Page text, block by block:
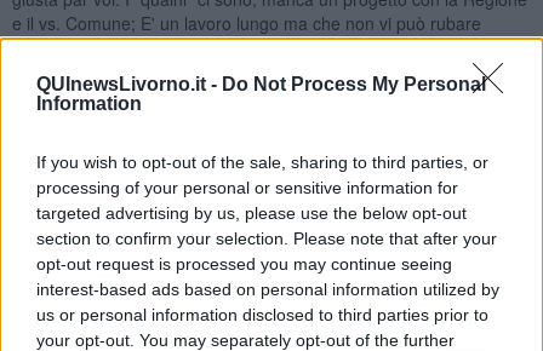
QUInewsLivorno.it - Do Not Process My Personal
Information
If you wish to opt-out of the sale, sharing to third parties, or
processing of your personal or sensitive information for
targeted advertising by us, please use the below opt-out
section to confirm your selection. Please note that after your
opt-out request is processed you may continue seeing
interest-based ads based on personal information utilized by
us or personal information disclosed to third parties prior to
your opt-out. You may separately opt-out of the further
e il vs. Comune; E' un lavoro lungo ma che non vi può rubare
nessuno: è territoriale. il Sindaco Schiaffino e l'Assessore Alvaro
sono persone serie, metteteli in condizioni di Agire. Qui sotto la
lettera di Sala.
Un clone di un vitigno e di uva Ansonica del Giglio
[GALLERY(1)]
Il vino di uva di Ansonica, in genere, può avere queste
caratteristiche. Colore: giallo paglierino più e meno carico. Ottima
tonalità. Olfatto: armonico, fruttato e floreale, (quello passito con
sentori di fiori di arancio e frutta matura). Gusto: armonico, sapido,
notevole e elegante persistenza.